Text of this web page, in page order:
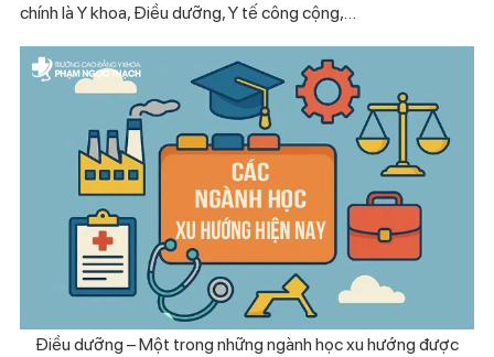
chính là Y khoa, Điều dưỡng, Y tế công cộng,…
Điều dưỡng – Một trong những ngành học xu hướng được